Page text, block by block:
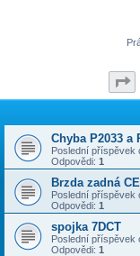
Chyba P2033 a
Poslední příspěvek
Odpovědi: 1
Brzda zadná
Poslední příspěvek
Odpovědi: 1
spojka 7DCT
Poslední příspěvek
Odpovědi: 1